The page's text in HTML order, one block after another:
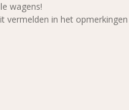
wagens!
vermelden in het